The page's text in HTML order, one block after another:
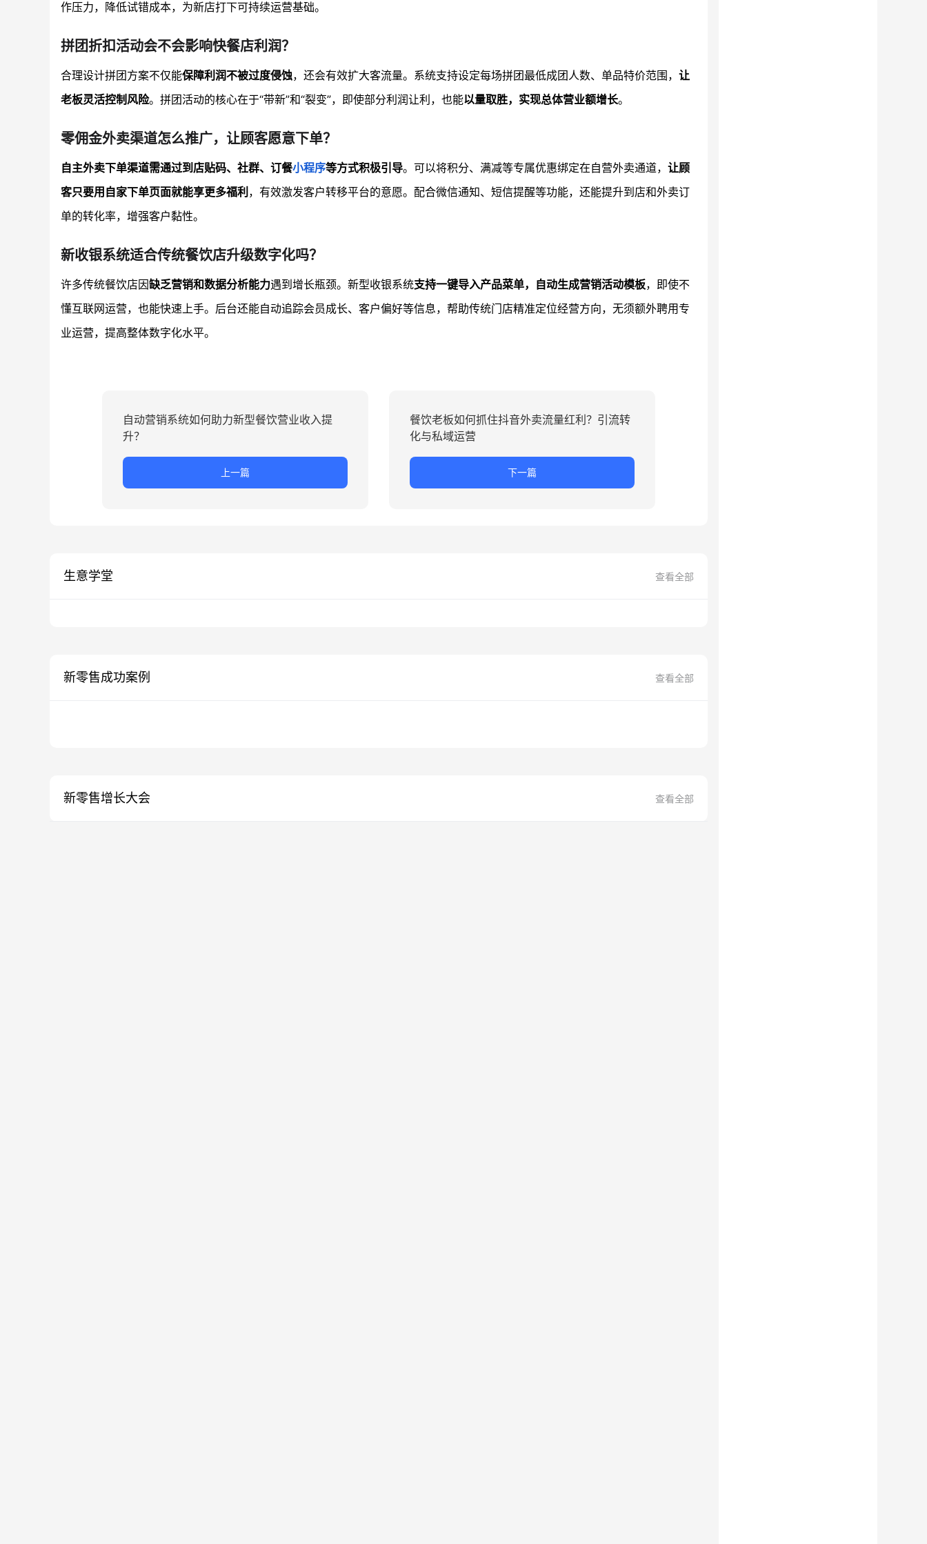
作压力，降低试错成本，为新店打下可持续运营基础。
拼团折扣活动会不会影响快餐店利润？
合理设计拼团方案不仅能保障利润不被过度侵蚀，还会有效扩大客流量。系统支持设定每场拼团最低成团人数、单品特价范围， 让
老板灵活控制风险。拼团活动的核心在于“带新”和“裂变”，即使部分利润让利，也能以量取胜，实现总体营业额增长。
零佣金外卖渠道怎么推广，让顾客愿意下单？
自主外卖下单渠道需通过到店贴码、社群、订餐小程序等方式积极引导。可以将积分、满减等专属优惠绑定在自营外卖通道， 让顾
客只要用自家下单页面就能享更多福利 ，有效激发客户转移平台的意愿。配合微信通知、短信提醒等功能，还能提升到店和外卖订
单的转化率，增强客户黏性。
新收银系统适合传统餐饮店升级数字化吗？
许多传统餐饮店因缺乏营销和数据分析能力遇到增长瓶颈。新型收银系统支持一键导入产品菜单，自动生成营销活动模板，即使不
懂互联网运营，也能快速上手。后台还能自动追踪会员成长、客户偏好等信息，帮助传统门店精准定位经营方向，无须额外聘用专
业运营，提高整体数字化水平。
自动营销系统如何助力新型餐饮营业收入提
升？
上一篇
餐饮老板如何抓住抖音外卖流量红利？引流转
化与私域运营
下一篇
生意学堂 查看全部
新零售成功案例 查看全部
新零售增长大会 查看全部